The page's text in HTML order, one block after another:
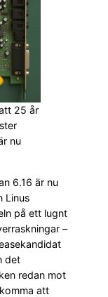
25 år
nu
6.16 är nu
Linus
på ett lugnt
–
det
redan mot
att